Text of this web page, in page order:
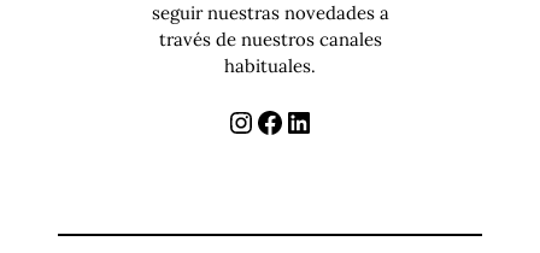
seguir nuestras novedades a
través de nuestros canales
habituales.
Instagram
Facebook
LinkedIn